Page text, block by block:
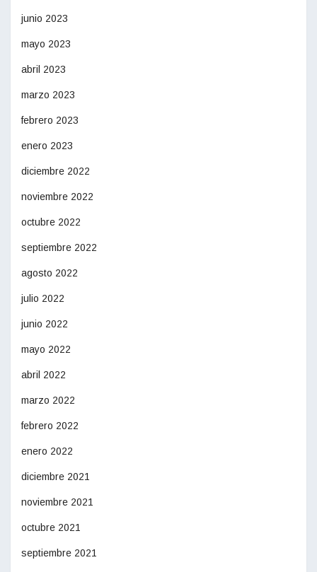
junio 2023
mayo 2023
abril 2023
marzo 2023
febrero 2023
enero 2023
diciembre 2022
noviembre 2022
octubre 2022
septiembre 2022
agosto 2022
julio 2022
junio 2022
mayo 2022
abril 2022
marzo 2022
febrero 2022
enero 2022
diciembre 2021
noviembre 2021
octubre 2021
septiembre 2021